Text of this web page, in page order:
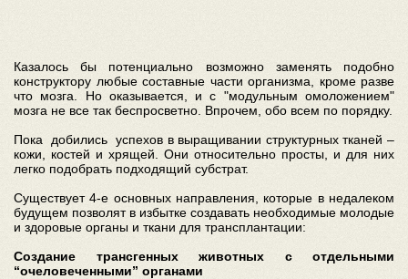
Казалось бы потенциально возможно заменять подобно
конструктору любые составные части организма, кроме разве
что мозга. Но оказывается, и с "модульным омоложением"
мозга не все так беспросветно. Впрочем, обо всем по порядку.
Пока добились успехов в выращивании структурных тканей –
кожи, костей и хрящей. Они относительно просты, и для них
легко подобрать подходящий субстрат.
Существует 4-е основных направления, которые в недалеком
будущем позволят в избытке создавать необходимые молодые
и здоровые органы и ткани для трансплантации:
Создание трансгенных животных с отдельными
“очеловеченными” органами